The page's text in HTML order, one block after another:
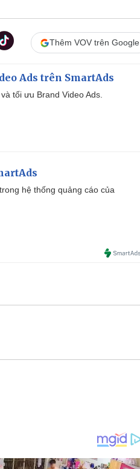
Thêm VOV trên Google
Ads trên SmartAds
tối ưu Brand Video Ads.
hệ thống quảng cáo của